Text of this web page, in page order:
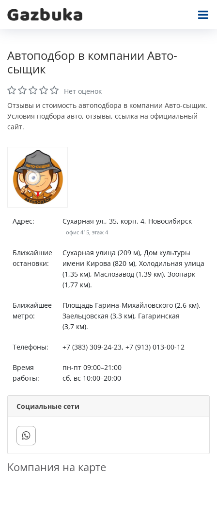
Автоподбор в компании Авто-
сыщик
Нет оценок
Отзывы и стоимость автоподбора в компании Авто-сыщик.
Условия подбора авто, отзывы, ссылка на официальный
сайт.
Адрес: Сухарная ул., 35, корп. 4, Новосибирск
офис 415, этаж 4
Ближайшие
остановки:
Сухарная улица (209 м), Дом культуры
имени Кирова (820 м), Холодильная улица
(1,35 км), Маслозавод (1,39 км), Зоопарк
(1,77 км).
Ближайшее
метро:
Площадь Гарина-Михайловского (2,6 км),
Заельцовская (3,3 км), Гагаринская
(3,7 км).
Телефоны: +7 (383) 309-24-23, +7 (913) 013-00-12
Время
работы:
пн-пт 09:00–21:00
сб, вс 10:00–20:00
Социальные сети
Компания на карте